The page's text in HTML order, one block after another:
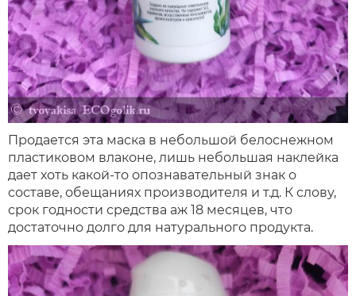
Продается эта маска в небольшой белоснежном
пластиковом влаконе, лишь небольшая наклейка
дает хоть какой-то опознавательный знак о
составе, обещаниях производителя и т.д. К слову,
срок годности средства аж 18 месяцев, что
достаточно долго для натурального продукта.